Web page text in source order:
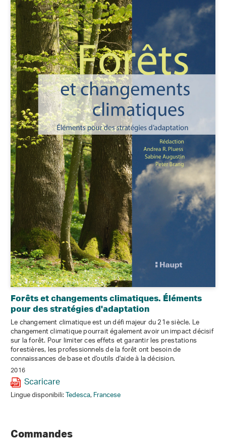
Forêts et changements climatiques. Éléments
pour des stratégies d'adaptation
Le changement climatique est un défi majeur du 21e siècle. Le
changement climatique pourrait également avoir un impact décisif
sur la forêt. Pour limiter ces effets et garantir les prestations
forestières, les professionnels de la forêt ont besoin de
connaissances de base et d'outils d'aide à la décision.
2016
Scaricare
Lingue disponibili:Tedesca,Francese
Commandes